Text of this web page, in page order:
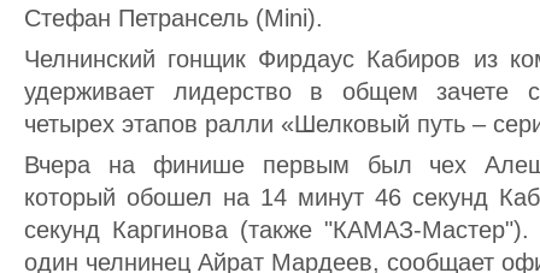
Стефан Петрансель (Mini).
Челнинский гонщик Фирдаус Кабиров из
удерживает лидерство в общем зачете
четырех этапов ралли «Шелковый путь –
Вчера на финише первым был чех
который обошел на 14 минут 46 секунд
секунд Каргинова (также "КАМАЗ-
один челнинец Айрат Мардеев, сообщает